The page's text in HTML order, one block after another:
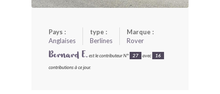
Pays :
Anglaises
type :
Berlines
Marque :
Rover
Bernard E. est le contributeur N° 27 avec 16
contributions à ce jour.